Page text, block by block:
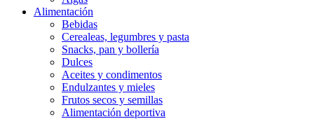
Alimentación
Bebidas
Cerealeas, legumbres y pasta
Snacks, pan y bollería
Dulces
Aceites y condimentos
Endulzantes y mieles
Frutos secos y semillas
Alimentación deportiva